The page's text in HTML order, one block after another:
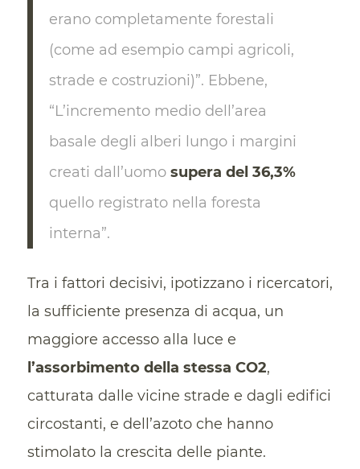
erano completamente forestali
(come ad esempio campi agricoli,
strade e costruzioni)”. Ebbene,
“L’incremento medio dell’area
basale degli alberi lungo i margini
creati dall’uomo supera del 36,3%
quello registrato nella foresta
interna”.
Tra i fattori decisivi, ipotizzano i ricercatori,
la sufficiente presenza di acqua, un
maggiore accesso alla luce e
l’assorbimento della stessa CO2,
catturata dalle vicine strade e dagli edifici
circostanti, e dell’azoto che hanno
stimolato la crescita delle piante.